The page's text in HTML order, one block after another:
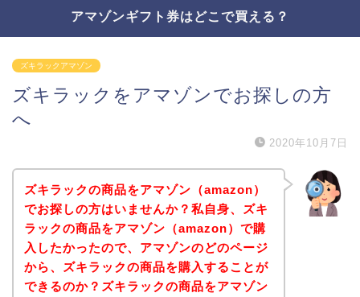
アマゾンギフト券はどこで買える？
ズキラックアマゾン
ズキラックをアマゾンでお探しの方
へ
2020年10月7日
ズキラックの商品をアマゾン（amazon）
でお探しの方はいませんか？私自身、ズキ
ラックの商品をアマゾン（amazon）で購
入したかったので、アマゾンのどのページ
から、ズキラックの商品を購入することが
できるのか？ズキラックの商品をアマゾン